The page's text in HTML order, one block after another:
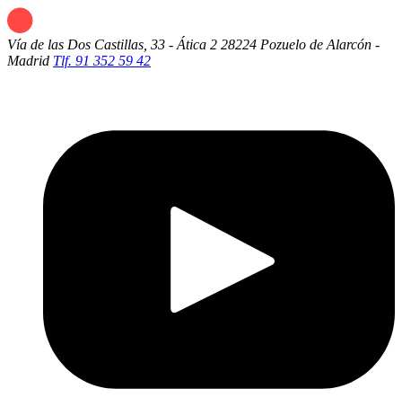
Vía de las Dos Castillas, 33 - Ática 2 28224 Pozuelo de Alarcón -
Madrid Tlf. 91 352 59 42